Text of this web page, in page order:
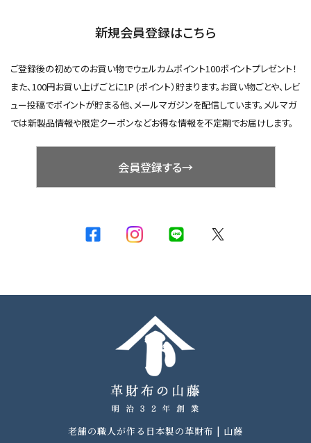
新規会員登録はこちら
ご登録後の初めてのお買い物でウェルカムポイント100ポイントプレゼント！
また、100円お買い上げごとに1P (ポイント）貯まります。お買い物ごとや、レビ
ュー投稿でポイントが貯まる他、メールマガジンを配信しています。メルマガ
では新製品情報や限定クーポンなどお得な情報を不定期でお届けします。
会員登録する→
老舗の職人が作る日本製の革財布 | 山藤